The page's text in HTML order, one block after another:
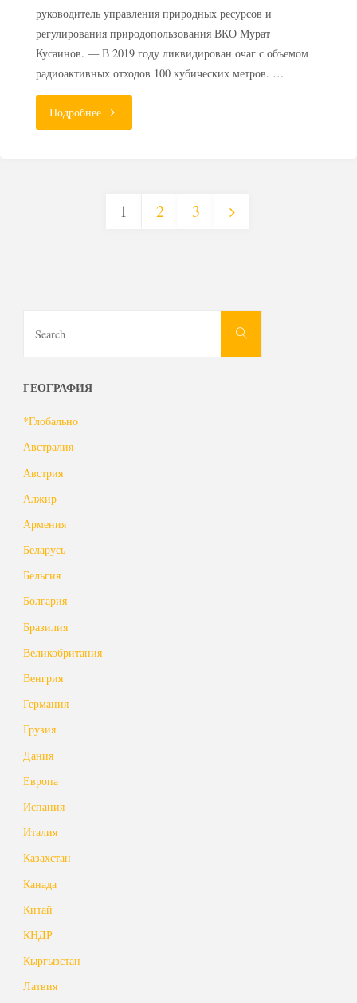
руководитель управления природных ресурсов и
регулирования природопользования ВКО Мурат
Кусаинов. — В 2019 году ликвидирован очаг с объемом
радиоактивных отходов 100 кубических метров. …
Подробнее"В
продолжат
1 2 3
Search
ГЕОГРАФИЯ
*Глобально
Австралия
Австрия
Алжир
Армения
Беларусь
Бельгия
Болгария
Бразилия
Великобритания
Венгрия
Германия
Грузия
Дания
Европа
Испания
Италия
Казахстан
Канада
Китай
КНДР
Кыргызстан
Латвия